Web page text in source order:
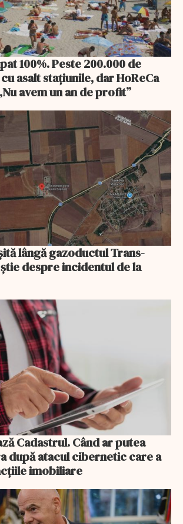
100%. Peste 200.000 de
asalt stațiunile, dar HoReCa
avem un an de profit”
lângă gazoductul Trans-
despre incidentul de la
Cadastrul. Când ar putea
după atacul cibernetic care a
imobiliare